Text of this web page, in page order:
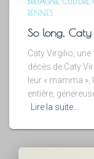
RENNES
So long,
Caty Virgilio,
décès de Caty
leur « mamma
entière,
Lire la suite…